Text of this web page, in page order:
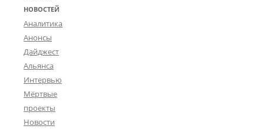
НОВОСТЕЙ
Аналитика
Анонсы
Дайджест
Альянса
Интервью
Мёртвые
проекты
Новости